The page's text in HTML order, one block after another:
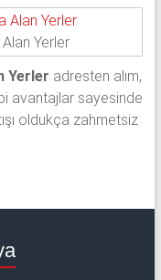
Yerler
Yerler adresten alım,
avantajlar sayesinde
oldukça zahmetsiz